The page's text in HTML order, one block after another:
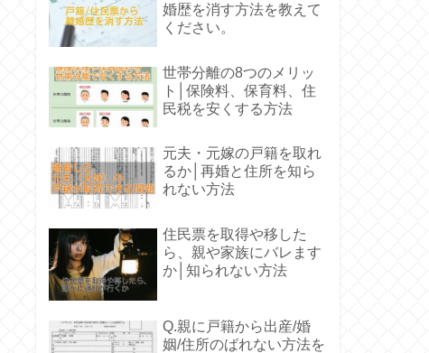
婚歴を消す方法を教えて
ください。
世帯分離の8つのメリッ
ト│保険料、保育料、住
民税を安くする方法
元夫・元嫁の戸籍を取れ
るか│再婚と住所を知ら
れない方法
住民票を取得や移した
ら、親や家族にバレます
か│知られない方法
Q.親に戸籍から出産/婚
姻/住所のばれない方法を